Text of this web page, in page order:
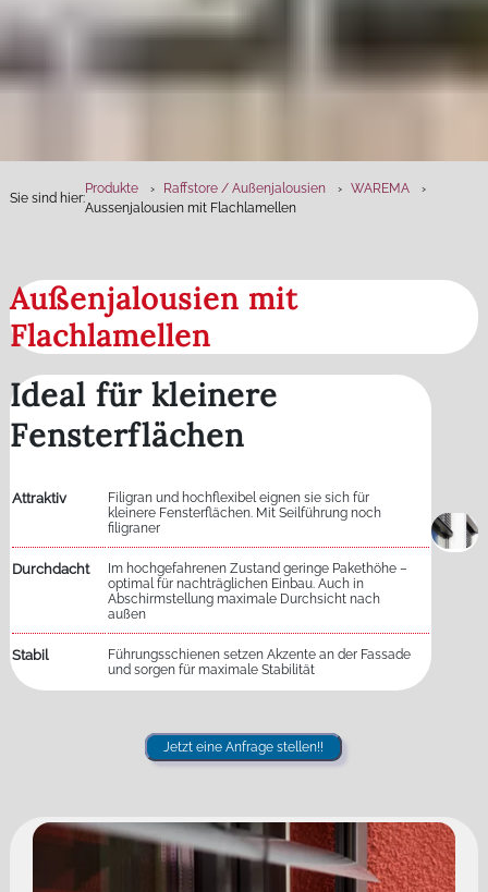
Sie sind hier:
Produkte Raffstore / Außenjalousien
WAREMA
Aussenjalousien mit Flachlamellen
Außenjalousien mit
Flachlamellen
Ideal für kleinere
Fensterflächen
Attraktiv
Filigran und hochflexibel eignen sie sich für
kleinere Fensterflächen. Mit Seilführung noch
filigraner
Durchdacht
Im hochgefahrenen Zustand geringe Pakethöhe –
optimal für nachträglichen Einbau. Auch in
Abschirmstellung maximale Durchsicht nach
außen
Stabil
Führungsschienen setzen Akzente an der Fassade
und sorgen für maximale Stabilität
Jetzt eine Anfrage stellen!!